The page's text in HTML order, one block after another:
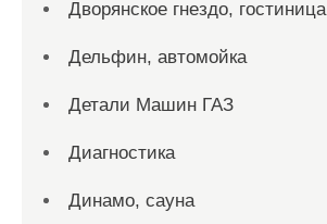
Дворянское гнездо, гостиница
Дельфин, автомойка
Детали Машин ГАЗ
Диагностика
Динамо, сауна